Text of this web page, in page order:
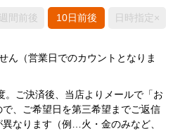
間前後 10日前後 日時指定×
ん（営業日でのカウントとなりま
。ご決済後、当店よりメールで「お
、ご希望日を第三希望までご返信
なります（例…火・金のみなど、